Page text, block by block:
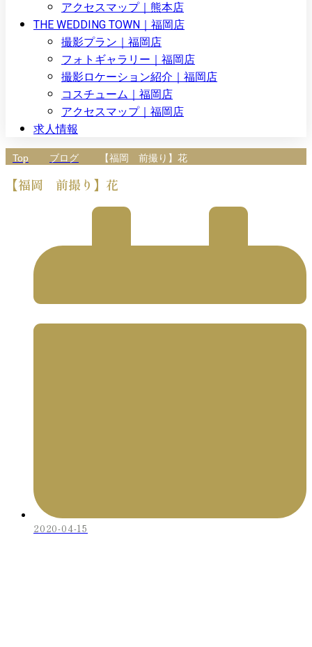
アクセスマップ｜熊本店
THE WEDDING TOWN｜福岡店
撮影プラン｜福岡店
フォトギャラリー｜福岡店
撮影ロケーション紹介｜福岡店
コスチューム｜福岡店
アクセスマップ｜福岡店
求人情報
Top ブログ 【福岡 前撮り】花
【福岡 前撮り】花
2020-04-15